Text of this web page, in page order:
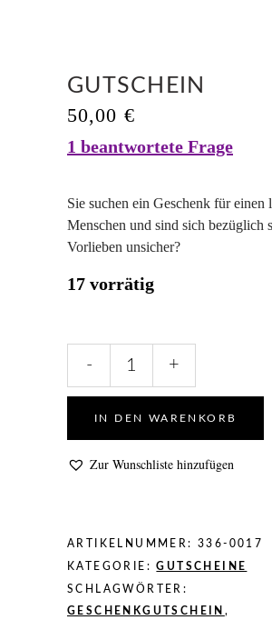
GUTSCHEIN
50,00 €
1 beantwortete Frage
Sie suchen ein Geschenk für einen
Menschen und sind sich bezüglich
Vorlieben unsicher?
17 vorrätig
- +
IN DEN WARENKORB
Zur Wunschliste hinzufügen
ARTIKELNUMMER: 336-0017
KATEGORIE:GUTSCHEINE
SCHLAGWÖRTER:
GESCHENKGUTSCHEIN ,